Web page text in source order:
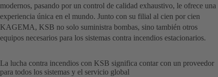
modernos, pasando por un control de calidad exhaustivo, le ofrece una
experiencia única en el mundo. Junto con su filial al cien por cien
KAGEMA, KSB no solo suministra bombas, sino también otros
equipos necesarios para los sistemas contra incendios estacionarios.
La lucha contra incendios con KSB significa contar con un proveedor
para todos los sistemas y el servicio global